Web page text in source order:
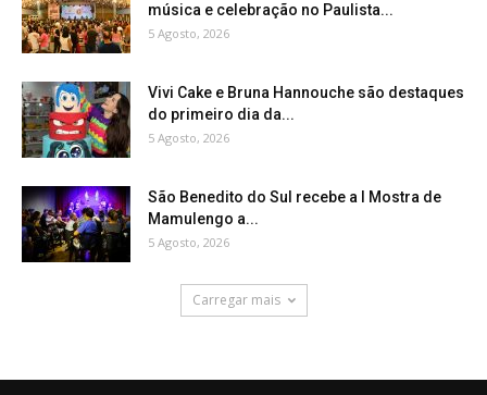
música e celebração no Paulista...
5 Agosto, 2026
Vivi Cake e Bruna Hannouche são destaques
do primeiro dia da...
5 Agosto, 2026
São Benedito do Sul recebe a I Mostra de
Mamulengo a...
5 Agosto, 2026
Carregar mais